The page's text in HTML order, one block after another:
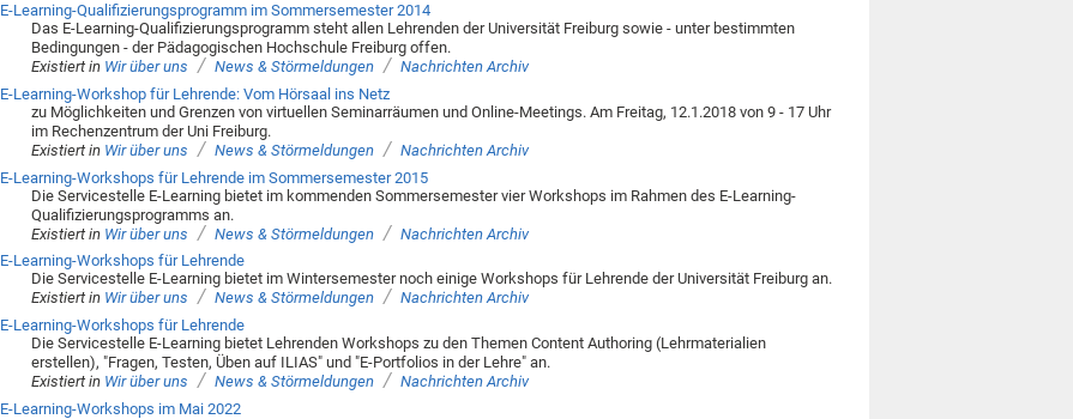
E-Learning-Qualifizierungsprogramm im Sommersemester 2014
Das E-Learning-Qualifizierungsprogramm steht allen Lehrenden der Universität Freiburg sowie - unter bestimmten
Bedingungen - der Pädagogischen Hochschule Freiburg offen.
Existiert in Wir über uns / News & Störmeldungen / Nachrichten Archiv
E-Learning-Workshop für Lehrende: Vom Hörsaal ins Netz
zu Möglichkeiten und Grenzen von virtuellen Seminarräumen und Online-Meetings. Am Freitag, 12.1.2018 von 9 - 17 Uhr
im Rechenzentrum der Uni Freiburg.
Existiert in Wir über uns / News & Störmeldungen / Nachrichten Archiv
E-Learning-Workshops für Lehrende im Sommersemester 2015
Die Servicestelle E-Learning bietet im kommenden Sommersemester vier Workshops im Rahmen des E-Learning-
Qualifizierungsprogramms an.
Existiert in Wir über uns / News & Störmeldungen / Nachrichten Archiv
E-Learning-Workshops für Lehrende
Die Servicestelle E-Learning bietet im Wintersemester noch einige Workshops für Lehrende der Universität Freiburg an.
Existiert in Wir über uns / News & Störmeldungen / Nachrichten Archiv
E-Learning-Workshops für Lehrende
Die Servicestelle E-Learning bietet Lehrenden Workshops zu den Themen Content Authoring (Lehrmaterialien
erstellen), "Fragen, Testen, Üben auf ILIAS" und "E-Portfolios in der Lehre" an.
Existiert in Wir über uns / News & Störmeldungen / Nachrichten Archiv
E-Learning-Workshops im Mai 2022